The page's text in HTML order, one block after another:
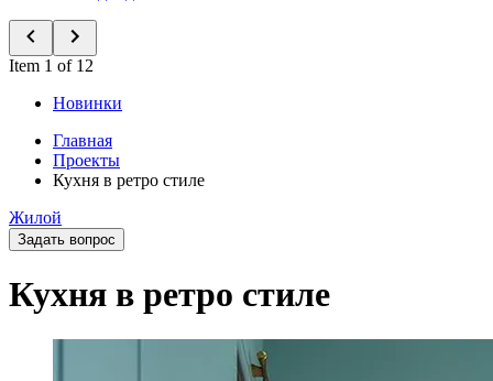
Item 1 of 12
Новинки
Главная
Проекты
Кухня в ретро стиле
Жилой
Задать вопрос
Кухня в ретро стиле